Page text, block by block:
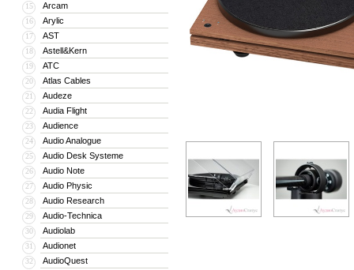
15 Arcam
16 Arylic
17 AST
18 Astell&Kern
19 ATC
20 Atlas Cables
21 Audeze
22 Audia Flight
23 Audience
24 Audio Analogue
25 Audio Desk Systeme
26 Audio Note
27 Audio Physic
28 Audio Research
29 Audio-Technica
30 Audiolab
31 Audionet
32 AudioQuest